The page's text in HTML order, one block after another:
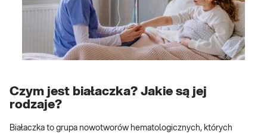
Czym jest białaczka? Jakie są jej
rodzaje?
Białaczka to grupa nowotworów hematologicznych, których